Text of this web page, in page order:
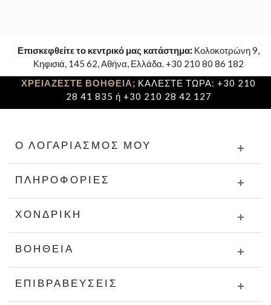
Επισκεφθείτε το κεντρικό μας κατάστημα: Κολοκοτρώνη 9,
Κηφισιά, 145 62, Αθήνα, Ελλάδα. +30 210 80 86 182
ΧΡΕΙΑΖΕΣΤΕ ΒΟΗΘΕΙΑ; ΚΑΛΕΣΤΕ ΤΩΡΑ: +30 210
28 41 835 ή +30 210 28 42 127
Ο ΛΟΓΑΡΙΑΣΜΌΣ ΜΟΥ
ΠΛΗΡΟΦΟΡΊΕΣ
ΧΟΝΔΡΙΚΉ
ΒΟΉΘΕΙΑ
ΕΠΙΒΡΑΒΕΎΣΕΙΣ